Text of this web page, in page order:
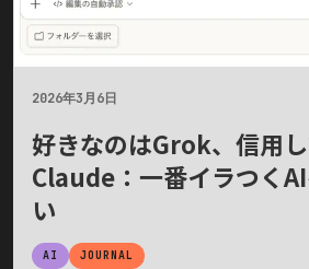
2026年3月6日
好きなのはGrok、信用
Claude：一番イラつく
い
AI JOURNAL